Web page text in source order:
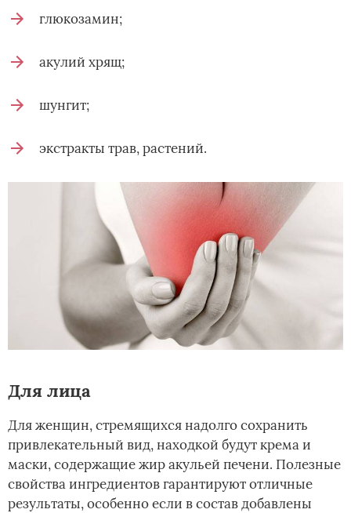
глюкозамин;
акулий хрящ;
шунгит;
экстракты трав, растений.
Для лица
Для женщин, стремящихся надолго сохранить
привлекательный вид, находкой будут крема и
маски, содержащие жир акульей печени. Полезные
свойства ингредиентов гарантируют отличные
результаты, особенно если в состав добавлены